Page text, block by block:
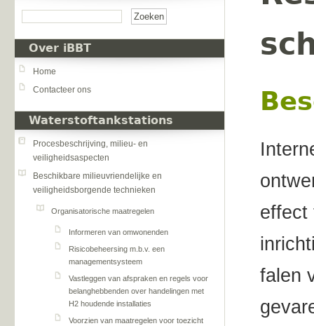
Over iBBT
Home
Contacteer ons
Waterstoftankstations
Procesbeschrijving, milieu- en
veiligheidsaspecten
Beschikbare milieuvriendelijke en
veiligheidsborgende technieken
Organisatorische maatregelen
Informeren van omwonenden
Risicobeheersing m.b.v. een
managementsysteem
Vastleggen van afspraken en regels voor
belanghebbenden over handelingen met
H2 houdende installaties
Voorzien van maatregelen voor toezicht
effect
falen